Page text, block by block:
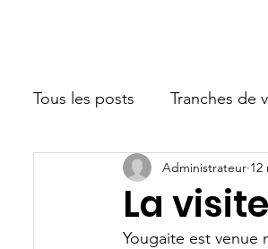
Tous les posts Tranches de
Partenaires
La
Administrateur 12
Yougaite est venue